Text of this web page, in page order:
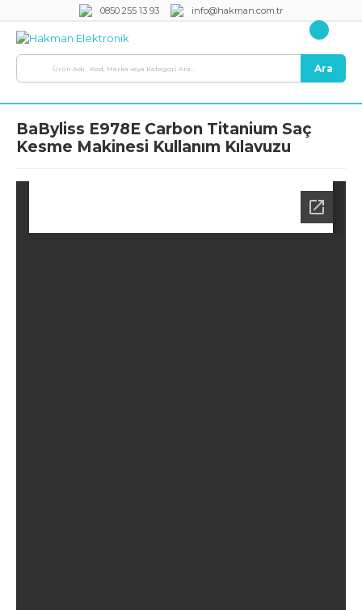
0850 255 13 93 info@hakman.com.tr
Ara
BaByliss E978E Carbon Titanium Saç
Kesme Makinesi Kullanım Kılavuzu